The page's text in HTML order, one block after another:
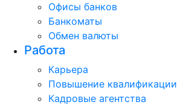
Офисы банков
Банкоматы
Обмен валюты
Работа
Карьера
Повышение квалификации
Кадровые агентства